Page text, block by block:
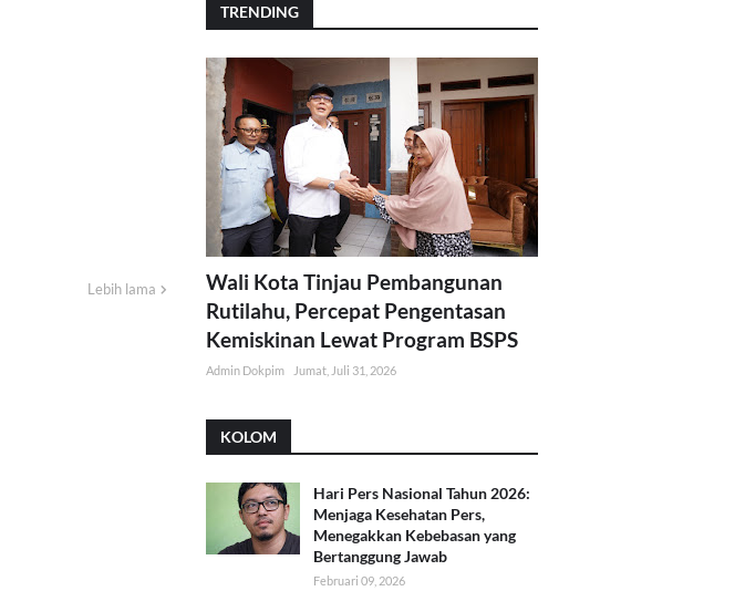
Lebih lama
TRENDING
Wali Kota Tinjau Pembangunan
Rutilahu, Percepat Pengentasan
Kemiskinan Lewat Program BSPS
Admin Dokpim Jumat, Juli 31, 2026
KOLOM
Hari Pers Nasional Tahun 2026:
Menjaga Kesehatan Pers,
Menegakkan Kebebasan yang
Bertanggung Jawab
Februari 09, 2026